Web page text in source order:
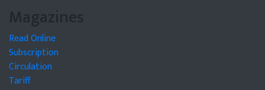
Magazines
Read Online
Subscription
Circulation
Tariff